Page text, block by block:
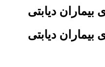
دیابتی
دیابتی